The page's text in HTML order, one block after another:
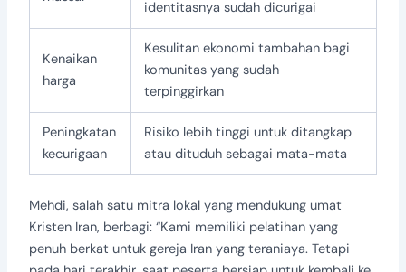
identitasnya sudah dicurigai
Kenaikan
harga
Kesulitan ekonomi tambahan bagi
komunitas yang sudah
terpinggirkan
Peningkatan
kecurigaan
Risiko lebih tinggi untuk ditangkap
atau dituduh sebagai mata-mata
Mehdi, salah satu mitra lokal yang mendukung umat
Kristen Iran, berbagi: “Kami memiliki pelatihan yang
penuh berkat untuk gereja Iran yang teraniaya. Tetapi